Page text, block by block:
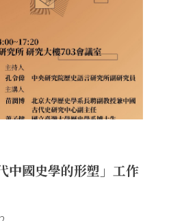
中國史學的形塑」工作